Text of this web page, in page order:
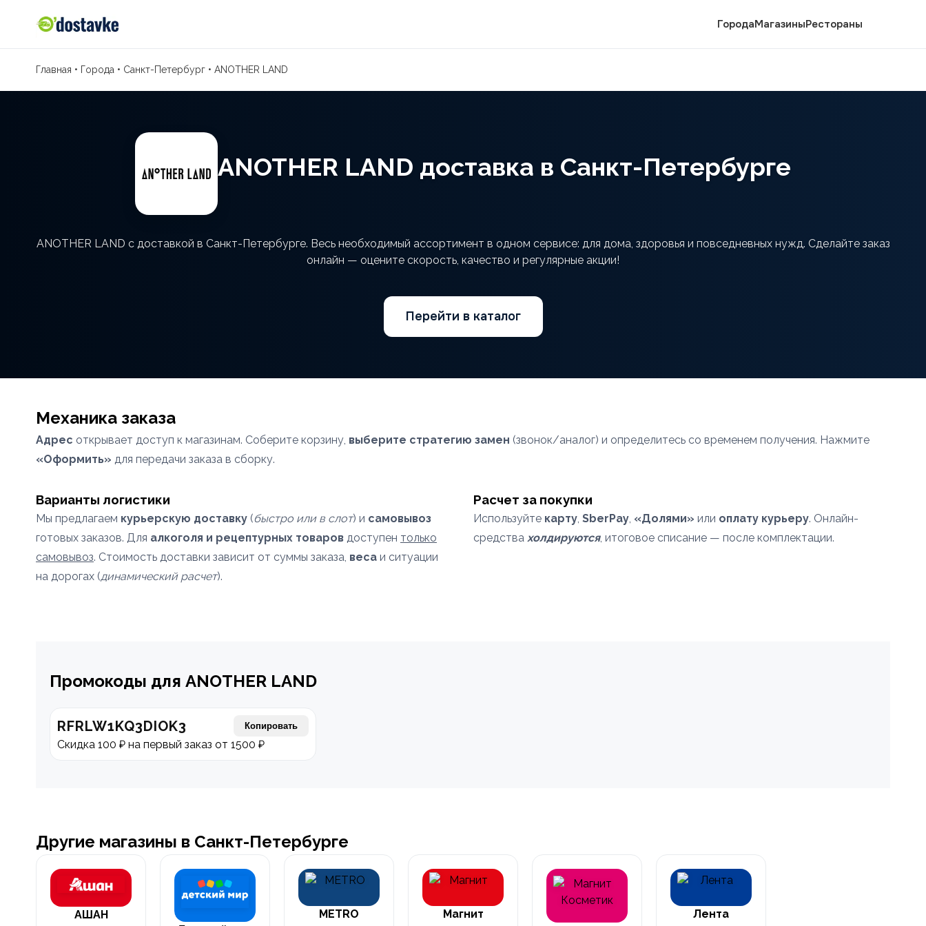
ГородаМагазиныРестораны
Главная • Города • Санкт-Петербург • ANOTHER LAND
ANOTHER LAND доставка в Санкт-Петербурге
ANOTHER LAND с доставкой в Санкт-Петербурге. Весь необходимый ассортимент в одном сервисе: для дома, здоровья и повседневных нужд. Сделайте заказ
онлайн — оцените скорость, качество и регулярные акции!
Перейти в каталог
Механика заказа
Адрес открывает доступ к магазинам. Соберите корзину, выберите стратегию замен (звонок/аналог) и определитесь со временем получения. Нажмите
«Оформить» для передачи заказа в сборку.
Варианты логистики
Мы предлагаем курьерскую доставку (быстро или в слот) и самовывоз
готовых заказов. Для алкоголя и рецептурных товаров доступен только
самовывоз. Стоимость доставки зависит от суммы заказа, веса и ситуации
на дорогах (динамический расчет).
Расчет за покупки
Используйте карту, SberPay, «Долями» или оплату курьеру. Онлайн-
средства холдируются, итоговое списание — после комплектации.
Промокоды для ANOTHER LAND
RFRLW1KQ3DIOK3 Копировать
Скидка 100 ₽ на первый заказ от 1500 ₽
Другие магазины в Санкт-Петербурге
АШАН
METRO
Магнит
Лента